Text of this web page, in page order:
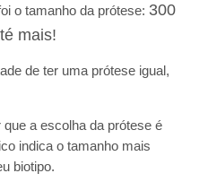
o tamanho da prótese: 300
mais!
de ter uma prótese igual,
a escolha da prótese é
indica o tamanho mais
biotipo.